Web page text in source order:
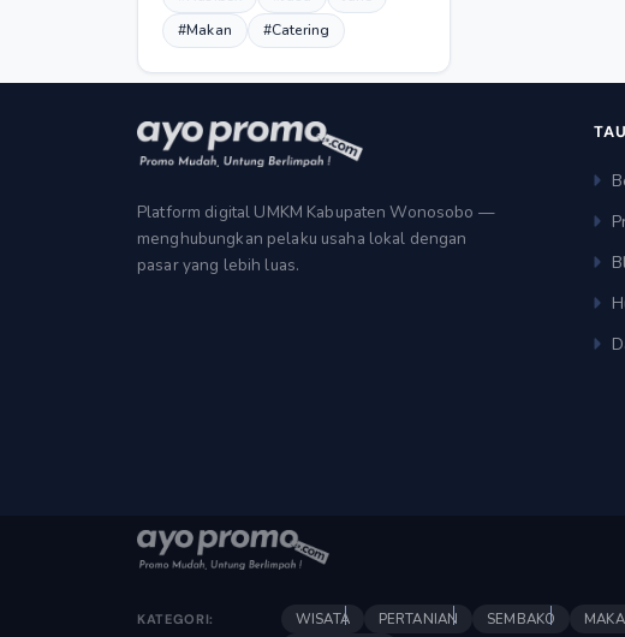
#Makan
#Catering
Platform digital UMKM Kabupaten Wonosobo —
menghubungkan pelaku usaha lokal dengan
pasar yang lebih luas.
KATEGORI: WISATA PERTANIAN SEMBAKO